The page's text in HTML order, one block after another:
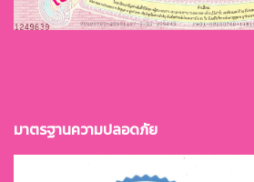
มาตรฐานความปลอดภัย